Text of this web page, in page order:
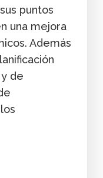
puntos
una mejora
Además
de